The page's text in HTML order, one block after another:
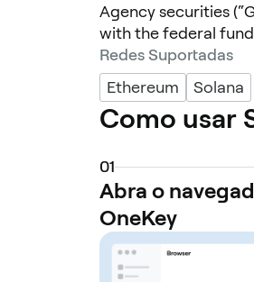
Agency securities
with the federal
Redes Suportadas
Ethereum
Solana
Como usar
01
Abra o
OneKey